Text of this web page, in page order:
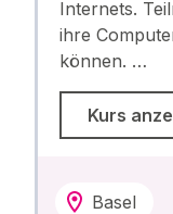
Internets.
ihre
können. …
Kurs
Basel